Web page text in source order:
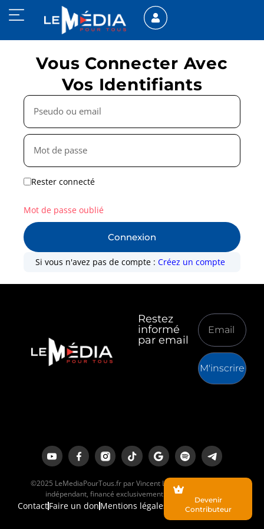
Vous Connecter Avec
Vos Identifiants
Rester connecté
Connexion
Mot de passe oublié
Si vous n'avez pas de compte :Créez un compte
Restez
informé
par email
M'inscrire
©2025 LeMediaPourTous.fr par Vincent Lapierre est un média
indépendant, financé exclusivement par ses lecteurs.
ContactFaire un don Mentions légales
Devenir
Contributeur